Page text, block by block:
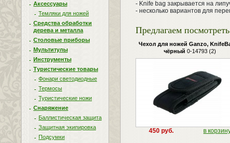
Аксессуары
Темляки для ножей
Средства обработки
дерева и металла
Столовые приборы
Мультитулы
Инструменты
Туристические товары
Фонари светодиодные
Термосы
Туристические ножи
Снаряжение
Баллистическая защита
Защитная экипировка
Подсумки
- Knife bag закрывается на
- несколько вариантов для
Предлагаем
Чехол для ножей Ganzo,
чёрный 0-14793 (2)
450 руб. в